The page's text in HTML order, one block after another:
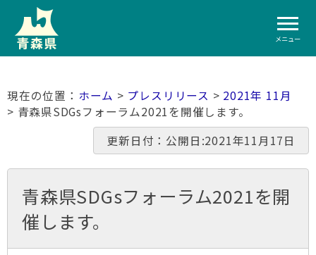
メニュー
ホーム > プレスリリース > 2021年 11月
> 青森県SDGsフォーラム2021を開催します。
更新日付：公開日:2021年11月17日
青森県SDGsフォーラム2021を開
催します。